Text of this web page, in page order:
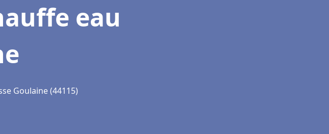
eau
Goulaine (44115)